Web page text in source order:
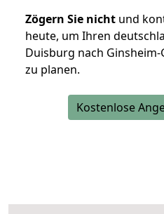
Zögern Sie nicht und
heute, um Ihren
Duisburg nach
zu planen.
Kostenlose